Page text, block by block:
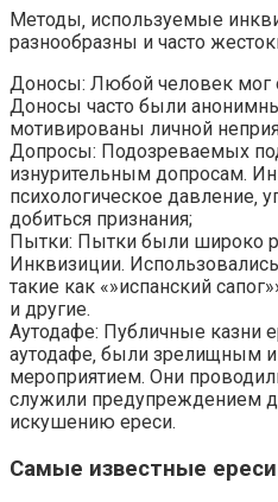
Методы‚ используемые
разнообразны и часто
Доносы: Любой человек мог
Доносы часто были
мотивированы личной
Допросы: Подозреваемых
изнурительным допросам.
психологическое давление‚
добиться признания;
Пытки: Пытки были широко
Инквизиции.
такие как «»испанский
и другие.
Аутодафе: Публичные казни
аутодафе‚ были зрелищным
мероприятием. Они
служили предупреждением
искушению ереси.
Самые известные